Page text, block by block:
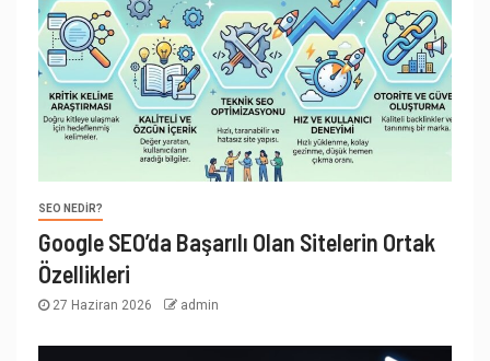
SEO NEDIR?
Google SEO’da Başarılı Olan Sitelerin Ortak
Özellikleri
27 Haziran 2026 admin